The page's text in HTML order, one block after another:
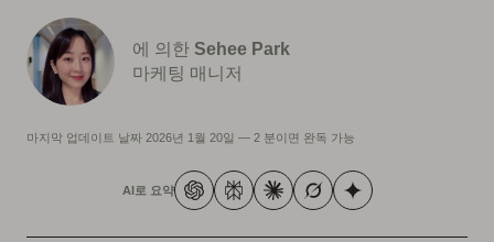
에 의한 Sehee Park
마케팅 매니저
마지막 업데이트 날짜 2026년 1월 20일 — 2 분이면 완독 가능
AI로 요약